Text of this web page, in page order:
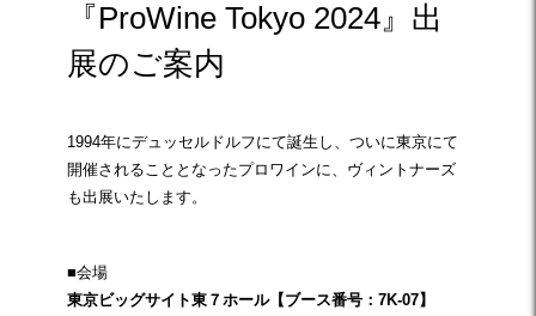
『ProWine Tokyo 2024』出
展のご案内
1994年にデュッセルドルフにて誕生し、ついに東京にて
開催されることとなったプロワインに、ヴィントナーズ
も出展いたします。
■会場
東京ビッグサイト東７ホール【ブース番号：7K-07】